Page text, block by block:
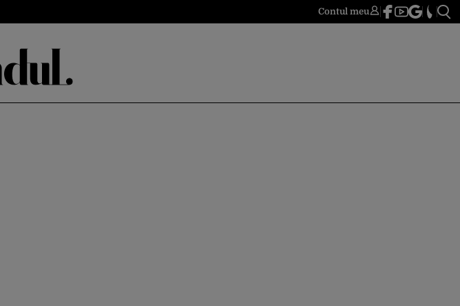
Contul meu